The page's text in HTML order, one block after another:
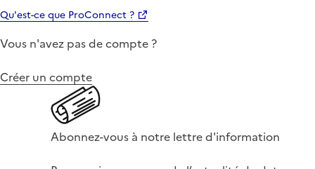
Qu'est-ce que ProConnect ?
Vous n'avez pas de compte ?
Créer un compte
Abonnez-vous à notre lettre d'information